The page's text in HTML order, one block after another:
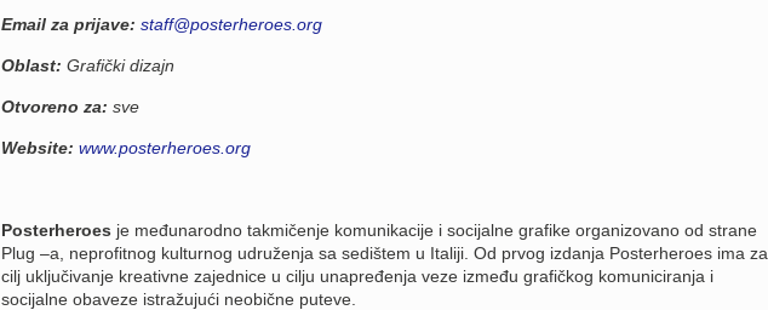
Email za prijave: staff@posterheroes.org
Oblast: Grafički dizajn
Otvoreno za: sve
Website: www.posterheroes.org
Posterheroes je međunarodno takmičenje komunikacije i socijalne grafike organizovano od strane
Plug –a, neprofitnog kulturnog udruženja sa sedištem u Italiji. Od prvog izdanja Posterheroes ima za
cilj uključivanje kreativne zajednice u cilju unapređenja veze između grafičkog komuniciranja i
socijalne obaveze istražujući neobične puteve.